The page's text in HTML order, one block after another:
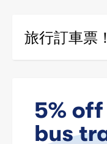
旅行訂車票！